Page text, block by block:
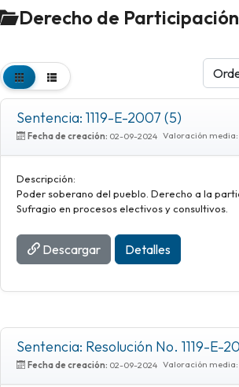
Derecho de
Sentencia: 1119-E-2007 (5)
Fecha de creación: 02-09-2024 Valoración media:
Descripción:
Poder soberano del pueblo. Derecho a la
Sufragio en procesos electivos y consultivos.
Descargar Detalles
Sentencia: Resolución No. 1119-E-
Fecha de creación: 02-09-2024 Valoración media: